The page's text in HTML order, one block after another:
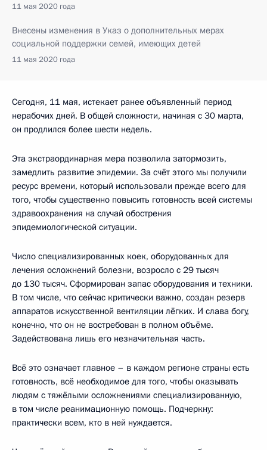
11 мая 2020 года
Внесены изменения в Указ о дополнительных мерах
социальной поддержки семей, имеющих детей
11 мая 2020 года
Сегодня, 11 мая, истекает ранее объявленный период
нерабочих дней. В общей сложности, начиная с 30 марта,
он продлился более шести недель.
Эта экстраординарная мера позволила затормозить,
замедлить развитие эпидемии. За счёт этого мы получили
ресурс времени, который использовали прежде всего для
того, чтобы существенно повысить готовность всей системы
здравоохранения на случай обострения
эпидемиологической ситуации.
Число специализированных коек, оборудованных для
лечения осложнений болезни, возросло с 29 тысяч
до 130 тысяч. Сформирован запас оборудования и техники.
В том числе, что сейчас критически важно, создан резерв
аппаратов искусственной вентиляции лёгких. И слава богу,
конечно, что он не востребован в полном объёме.
Задействована лишь его незначительная часть.
Всё это означает главное – в каждом регионе страны есть
готовность, всё необходимое для того, чтобы оказывать
людям с тяжёлыми осложнениями специализированную,
в том числе реанимационную помощь. Подчеркну:
практически всем, кто в ней нуждается.